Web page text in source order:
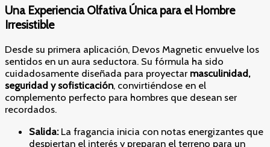
Una Experiencia Olfativa Única para el Hombre
Irresistible
Desde su primera aplicación, Devos Magnetic envuelve los
sentidos en un aura seductora. Su fórmula ha sido
cuidadosamente diseñada para proyectar masculinidad,
seguridad y sofisticación, convirtiéndose en el
complemento perfecto para hombres que desean ser
recordados.
Salida:La fragancia inicia con notas energizantes que
despiertan el interés y preparan el terreno para un